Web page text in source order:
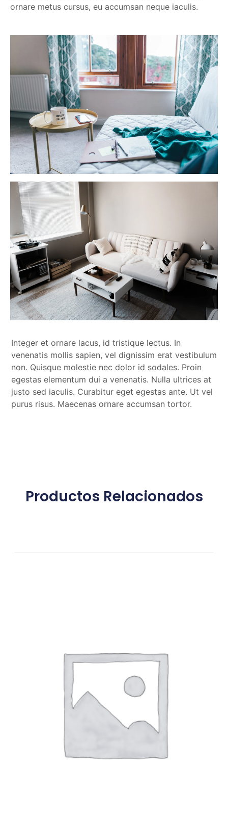
ornare metus cursus, eu accumsan neque iaculis.
Integer et ornare lacus, id tristique lectus. In
venenatis mollis sapien, vel dignissim erat vestibulum
non. Quisque molestie nec dolor id sodales. Proin
egestas elementum dui a venenatis. Nulla ultrices at
justo sed iaculis. Curabitur eget egestas ante. Ut vel
purus risus. Maecenas ornare accumsan tortor.
Productos Relacionados